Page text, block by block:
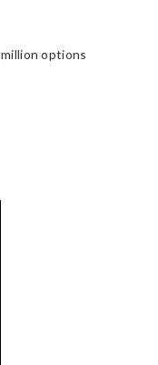
million options